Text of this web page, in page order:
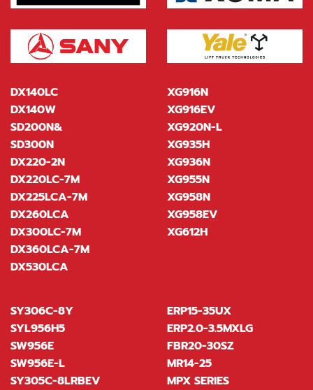
DX140LC
DX140W
SD200N&
SD300N
DX220-2N
DX220LC-7M
DX225LCA-7M
DX260LCA
DX300LC-7M
DX360LCA-7M
DX530LCA
XG916N
XG916EV
XG920N-L
XG935H
XG936N
XG955N
XG958N
XG958EV
XG612H
SY306C-8Y
SYL956H5
SW956E
SW956E-L
SY305C-8LRBEV
ERP15-35UX
ERP2.0-3.5MXLG
FBR20-30SZ
MR14-25
MPX SERIES